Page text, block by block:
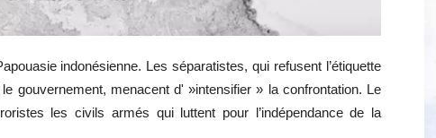
indonésienne. Les séparatistes, qui refusent l’étiquette
gouvernement, menacent d' »intensifier » la confrontation. Le
les civils armés qui luttent pour l’indépendance de la